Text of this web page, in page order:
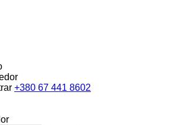
+380 67 441 8602